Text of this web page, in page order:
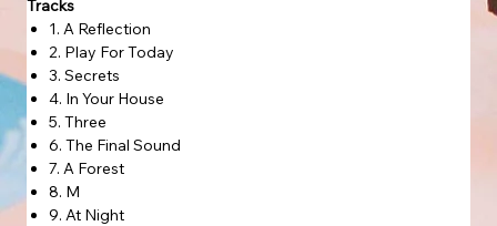
Tracks
1. A Reflection
2. Play For Today
3. Secrets
4. In Your House
5. Three
6. The Final Sound
7. A Forest
8. M
9. At Night